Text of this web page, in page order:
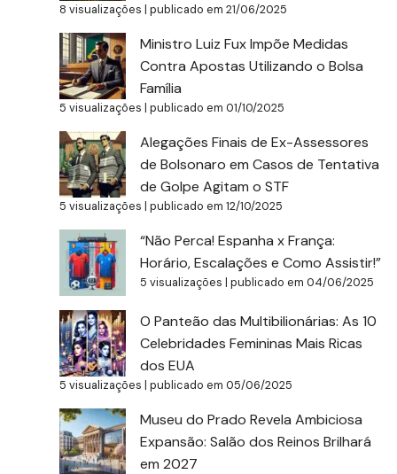
8 visualizações |publicado em 21/06/2025
Ministro Luiz Fux Impõe Medidas
Contra Apostas Utilizando o Bolsa
Família
5 visualizações |publicado em 01/10/2025
Alegações Finais de Ex-Assessores
de Bolsonaro em Casos de Tentativa
de Golpe Agitam o STF
5 visualizações |publicado em 12/10/2025
“Não Perca! Espanha x França:
Horário, Escalações e Como Assistir!”
5 visualizações |publicado em 04/06/2025
O Panteão das Multibilionárias: As 10
Celebridades Femininas Mais Ricas
dos EUA
5 visualizações |publicado em 05/06/2025
Museu do Prado Revela Ambiciosa
Expansão: Salão dos Reinos Brilhará
em 2027